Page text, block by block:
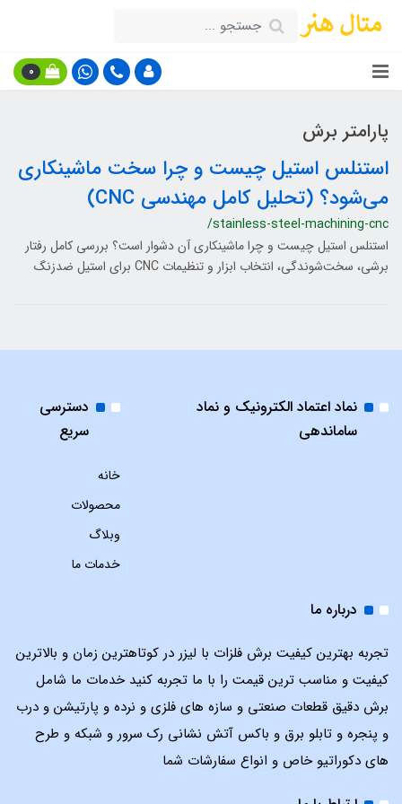
0
پارامتر برش
استنلس استیل چیست و چرا سخت ماشینکاری
می‌شود؟ (تحلیل کامل مهندسی CNC)
/stainless-steel-machining-cnc
استنلس استیل چیست و چرا ماشینکاری آن دشوار است؟ بررسی کامل رفتار
برشی، سخت‌شوندگی، انتخاب ابزار و تنظیمات CNC برای استیل ضدزنگ
نماد اعتماد الکترونیک و نماد
ساماندهی
دسترسی
سریع
خانه
محصولات
وبلاگ
خدمات ما
درباره ما
تجربه بهترین کیفیت برش فلزات با لیزر در کوتاهترین زمان و بالاترین
کیفیت و مناسب ترین قیمت را با ما تجربه کنید خدمات ما شامل
برش دقیق قطعات صنعتی و سازه های فلزی و نرده و پارتیشن و درب
و پنجره و تابلو برق و باکس آتش نشانی رک سرور و شبکه و طرح
های دکوراتیو خاص و انواع سفارشات شما